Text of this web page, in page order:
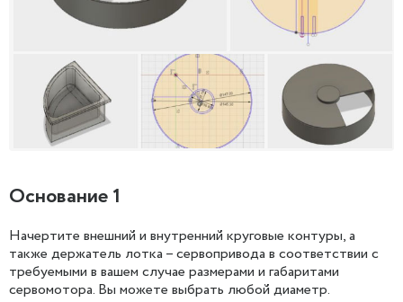
Основание 1
Начертите внешний и внутренний круговые контуры, а
также держатель лотка – сервопривода в соответствии с
требуемыми в вашем случае размерами и габаритами
сервомотора. Вы можете выбрать любой диаметр.